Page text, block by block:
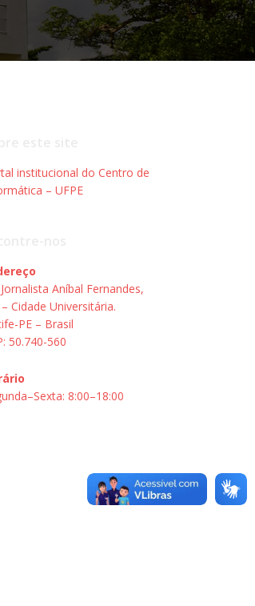
institucional do Centro de
– UFPE
Aníbal Fernandes,
Cidade Universitária.
PE – Brasil
50.740-560
8:00–18:00